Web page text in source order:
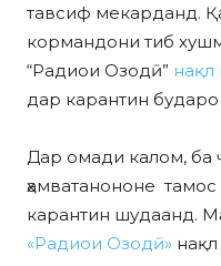
тавсиф мекарданд.
кормандони тиб
“Радиои Озодӣ” нақл
дар карантин бударо
Дар омади калом, ба
ҳамватанононе
карантин шудаанд.
«Радиои Озодӣ»